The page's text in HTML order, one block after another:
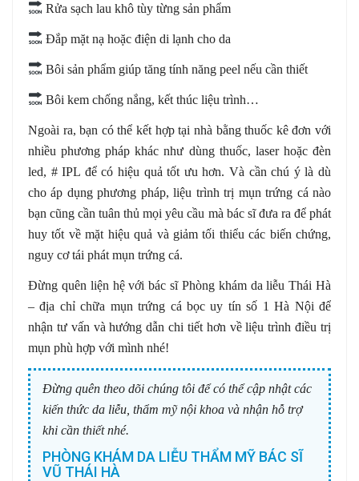
Rửa sạch lau khô tùy từng sản phẩm
Đắp mặt nạ hoặc điện di lạnh cho da
Bôi sản phẩm giúp tăng tính năng peel nếu cần thiết
Bôi kem chống nắng, kết thúc liệu trình…
Ngoài ra, bạn có thể kết hợp tại nhà bằng thuốc kê đơn với
nhiều phương pháp khác như dùng thuốc, laser hoặc đèn
led, # IPL để có hiệu quả tốt ưu hơn. Và cần chú ý là dù
cho áp dụng phương pháp, liệu trình trị mụn trứng cá nào
bạn cũng cần tuân thủ mọi yêu cầu mà bác sĩ đưa ra để phát
huy tốt về mặt hiệu quả và giảm tối thiểu các biến chứng,
nguy cơ tái phát mụn trứng cá.
Đừng quên liện hệ với bác sĩ Phòng khám da liễu Thái Hà
– địa chỉ chữa mụn trứng cá bọc uy tín số 1 Hà Nội để
nhận tư vấn và hướng dẫn chi tiết hơn về liệu trình điều trị
mụn phù hợp với mình nhé!
Đừng quên theo dõi chúng tôi để có thể cập nhật các
kiến thức da liễu, thẩm mỹ nội khoa và nhận hỗ trợ
khi cần thiết nhé.
PHÒNG KHÁM DA LIỄU THẨM MỸ BÁC SĨ
VŨ THÁI HÀ